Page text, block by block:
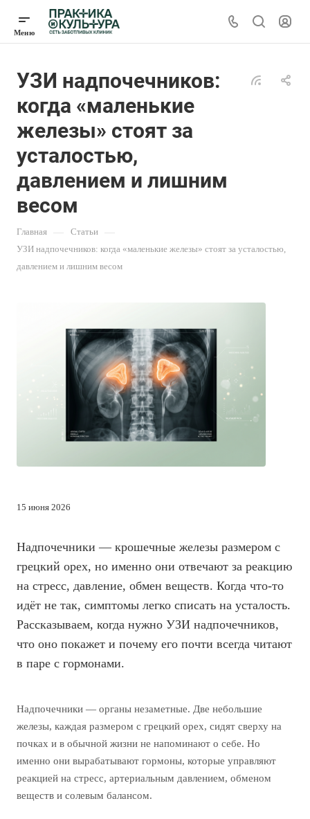
УЗИ надпочечников:
когда «маленькие
железы» стоят за
усталостью,
давлением и лишним
весом
Главная — Статьи —
УЗИ надпочечников: когда «маленькие железы» стоят за усталостью,
давлением и лишним весом
15 июня 2026
Надпочечники — крошечные железы размером с
грецкий орех, но именно они отвечают за реакцию
на стресс, давление, обмен веществ. Когда что-то
идёт не так, симптомы легко списать на усталость.
Рассказываем, когда нужно УЗИ надпочечников,
что оно покажет и почему его почти всегда читают
в паре с гормонами.
Надпочечники — органы незаметные. Две небольшие
железы, каждая размером с грецкий орех, сидят сверху на
почках и в обычной жизни не напоминают о себе. Но
именно они вырабатывают гормоны, которые управляют
реакцией на стресс, артериальным давлением, обменом
веществ и солевым балансом.